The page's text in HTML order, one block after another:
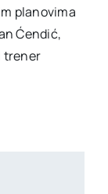
planovima
Ćendić,
trener